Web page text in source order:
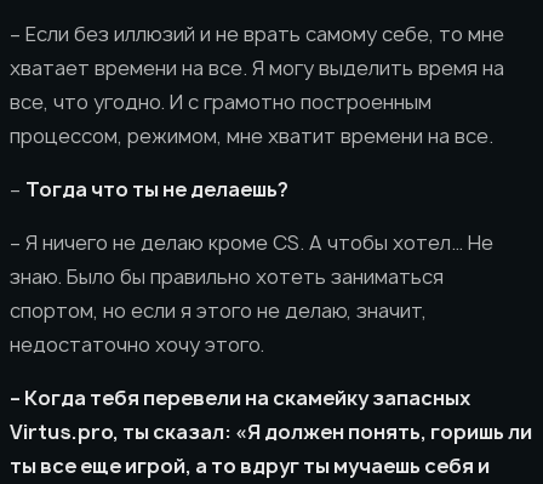
– Если без иллюзий и не врать самому себе, то мне
хватает времени на все. Я могу выделить время на
все, что угодно. И с грамотно построенным
процессом, режимом, мне хватит времени на все.
– Тогда что ты не делаешь?
– Я ничего не делаю кроме CS. А чтобы хотел… Не
знаю. Было бы правильно хотеть заниматься
спортом, но если я этого не делаю, значит,
недостаточно хочу этого.
– Когда тебя перевели на скамейку запасных
Virtus.pro, ты сказал: «Я должен понять, горишь ли
ты все еще игрой, а то вдруг ты мучаешь себя и